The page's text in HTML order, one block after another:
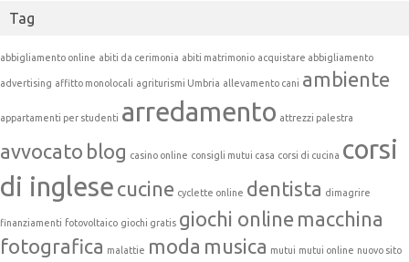
Tag
abbigliamento online abiti da cerimonia abiti matrimonio acquistare abbigliamento
advertising affitto monolocali agriturismi Umbria allevamento cani ambiente
appartamenti per studenti arredamento attrezzi palestra
avvocato blog casino online consigli mutui casa corsi di cucina corsi
di inglese cucine cyclette online dentista dimagrire
finanziamenti fotovoltaico giochi gratis giochi online macchina
fotografica malattie moda musica mutui mutui online nuovo sito